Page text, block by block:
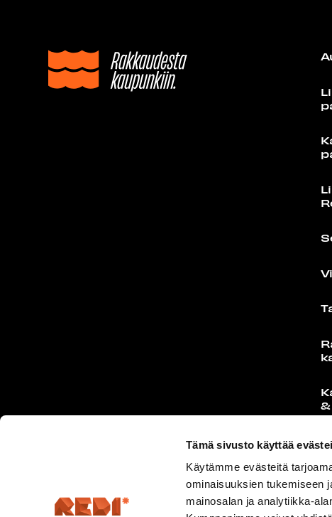
Tämä sivusto käyttää
Käytämme evästeitä
ominaisuuksien tukemiseen
mainosalan ja analytiikka-